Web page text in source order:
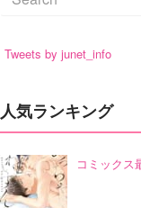
Tweets by junet_info
人気ランキング
コミックス